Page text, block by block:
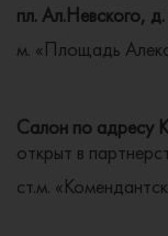
пл. Ал.Невского,
м. «Площадь
Салон по адресу
открыт в
ст.м.